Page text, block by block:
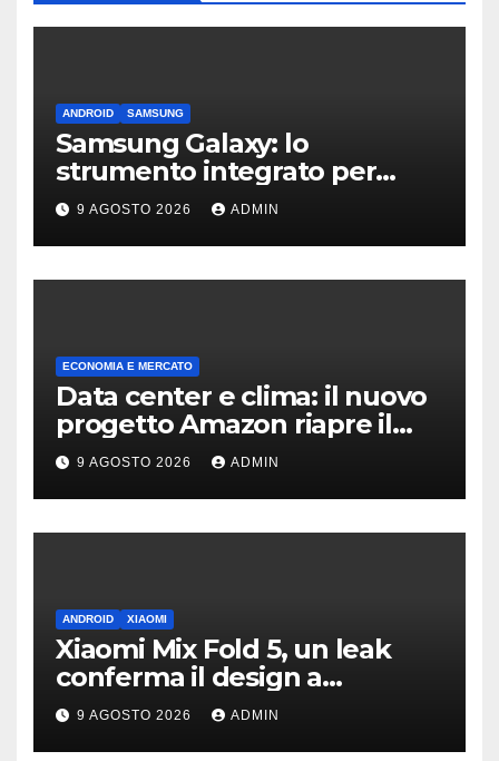
ANDROID SAMSUNG
Samsung Galaxy: lo
strumento integrato per
liberare spazio sullo
smartphone
9 AGOSTO 2026 ADMIN
ECONOMIA E MERCATO
Data center e clima: il nuovo
progetto Amazon riapre il
dibattito sulle emissioni
9 AGOSTO 2026 ADMIN
ANDROID XIAOMI
Xiaomi Mix Fold 5, un leak
conferma il design a
passaporto e HyperOS 4
9 AGOSTO 2026 ADMIN